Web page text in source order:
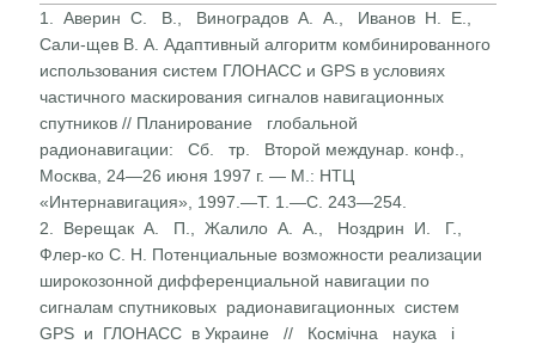
1. Аверин С. В., Виноградов А. А., Иванов Н. Е.,
Сали-щев В. А. Адаптивный алгоритм комбинированного
исполь­зования систем ГЛОНАСС и GPS в условиях
частичного маскирования сигналов навигационных
спутников // Пла­нирование глобальной
радионавигации: Сб. тр. Второй междунар. конф.,
Москва, 24—26 июня 1997 г. — М.: НТЦ
«Интернавигация», 1997.—Т. 1.—С. 243—254.
2. Верещак А. П., Жалило А. А., Ноздрин И. Г.,
Флер-ко С. Н. Потенциальные возможности реализации
широко­зонной дифференциальной навигации по
сигналам спутни­ковых радионавигационных систем
GPS и ГЛОНАСС в Украине // Космічна наука і